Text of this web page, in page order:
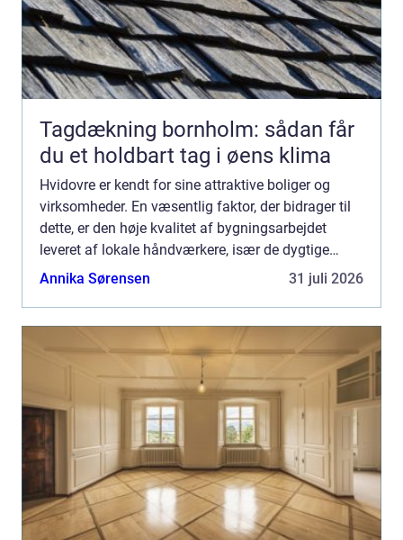
Tagdækning bornholm: sådan får
du et holdbart tag i øens klima
Hvidovre er kendt for sine attraktive boliger og
virksomheder. En væsentlig faktor, der bidrager til
dette, er den høje kvalitet af bygningsarbejdet
leveret af lokale håndværkere, især de dygtige
tømrere i Hvidovre. Hvis du er på udkig efter en
Annika Sørensen 31 juli 2026